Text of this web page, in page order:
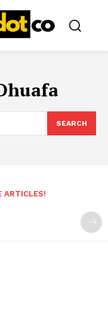
SEARCH
ARTICLES!